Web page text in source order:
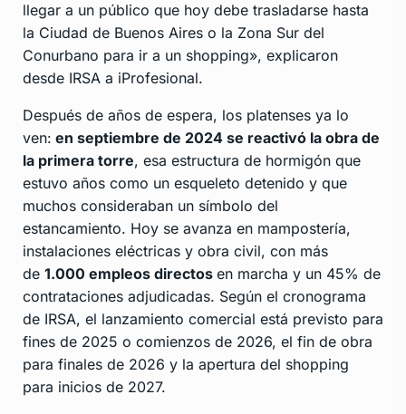
llegar a un público que hoy debe trasladarse hasta
la Ciudad de Buenos Aires o la Zona Sur del
Conurbano para ir a un shopping», explicaron
desde IRSA a iProfesional.
Después de años de espera, los platenses ya lo
ven: en septiembre de 2024 se reactivó la obra de
la primera torre, esa estructura de hormigón que
estuvo años como un esqueleto detenido y que
muchos consideraban un símbolo del
estancamiento. Hoy se avanza en mampostería,
instalaciones eléctricas y obra civil, con más
de 1.000 empleos directos en marcha y un 45% de
contrataciones adjudicadas. Según el cronograma
de IRSA, el lanzamiento comercial está previsto para
fines de 2025 o comienzos de 2026, el fin de obra
para finales de 2026 y la apertura del shopping
para inicios de 2027.